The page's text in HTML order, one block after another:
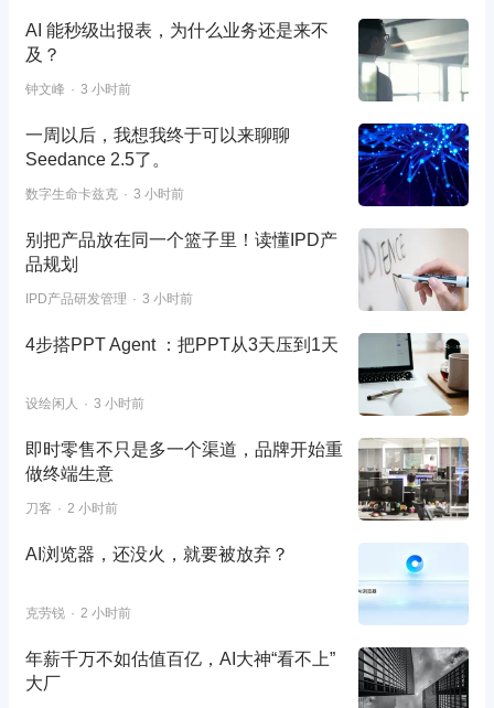
AI 能秒级出报表，为什么业务还是来不
及？
钟文峰 3 小时前
一周以后，我想我终于可以来聊聊
Seedance 2.5了。
数字生命卡兹克 3 小时前
别把产品放在同一个篮子里！读懂IPD产
品规划
IPD产品研发管理 3 小时前
4步搭PPT Agent ：把PPT从3天压到1天
设绘闲人 3 小时前
即时零售不只是多一个渠道，品牌开始重
做终端生意
刀客 2 小时前
AI浏览器，还没火，就要被放弃？
克劳锐 2 小时前
年薪千万不如估值百亿，AI大神“看不上”
大厂